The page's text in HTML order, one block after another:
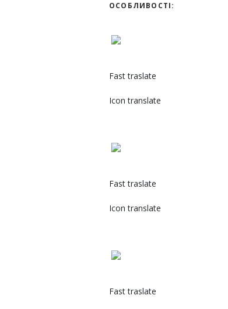
ОСОБЛИВОСТІ:
Fast traslate
Icon translate
Fast traslate
Icon translate
Fast traslate